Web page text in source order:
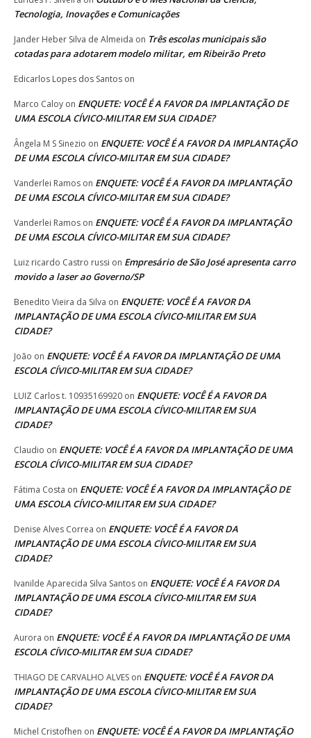
Tecnologia, Inovações e Comunicações
Jander Heber Silva de Almeida on Três escolas municipais são
cotadas para adotarem modelo militar, em Ribeirão Preto
Edicarlos Lopes dos Santos on
Marco Caloy on ENQUETE: VOCÊ É A FAVOR DA IMPLANTAÇÃO DE
UMA ESCOLA CÍVICO-MILITAR EM SUA CIDADE?
Ângela M S Sinezio on ENQUETE: VOCÊ É A FAVOR DA IMPLANTAÇÃO
DE UMA ESCOLA CÍVICO-MILITAR EM SUA CIDADE?
Vanderlei Ramos on ENQUETE: VOCÊ É A FAVOR DA IMPLANTAÇÃO
DE UMA ESCOLA CÍVICO-MILITAR EM SUA CIDADE?
Vanderlei Ramos on ENQUETE: VOCÊ É A FAVOR DA IMPLANTAÇÃO
DE UMA ESCOLA CÍVICO-MILITAR EM SUA CIDADE?
Luiz ricardo Castro russi on Empresário de São José apresenta carro
movido a laser ao Governo/SP
Benedito Vieira da Silva on ENQUETE: VOCÊ É A FAVOR DA
IMPLANTAÇÃO DE UMA ESCOLA CÍVICO-MILITAR EM SUA
CIDADE?
João on ENQUETE: VOCÊ É A FAVOR DA IMPLANTAÇÃO DE UMA
ESCOLA CÍVICO-MILITAR EM SUA CIDADE?
LUIZ Carlos t. 10935169920 on ENQUETE: VOCÊ É A FAVOR DA
IMPLANTAÇÃO DE UMA ESCOLA CÍVICO-MILITAR EM SUA
CIDADE?
Claudio on ENQUETE: VOCÊ É A FAVOR DA IMPLANTAÇÃO DE UMA
ESCOLA CÍVICO-MILITAR EM SUA CIDADE?
Fátima Costa on ENQUETE: VOCÊ É A FAVOR DA IMPLANTAÇÃO DE
UMA ESCOLA CÍVICO-MILITAR EM SUA CIDADE?
Denise Alves Correa on ENQUETE: VOCÊ É A FAVOR DA
IMPLANTAÇÃO DE UMA ESCOLA CÍVICO-MILITAR EM SUA
CIDADE?
Ivanilde Aparecida Silva Santos on ENQUETE: VOCÊ É A FAVOR DA
IMPLANTAÇÃO DE UMA ESCOLA CÍVICO-MILITAR EM SUA
CIDADE?
Aurora on ENQUETE: VOCÊ É A FAVOR DA IMPLANTAÇÃO DE UMA
ESCOLA CÍVICO-MILITAR EM SUA CIDADE?
THIAGO DE CARVALHO ALVES on ENQUETE: VOCÊ É A FAVOR DA
IMPLANTAÇÃO DE UMA ESCOLA CÍVICO-MILITAR EM SUA
CIDADE?
Michel Cristofhen on ENQUETE: VOCÊ É A FAVOR DA IMPLANTAÇÃO